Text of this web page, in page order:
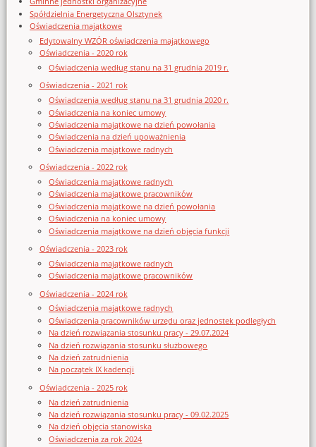
Spółdzielnia Energetyczna Olsztynek
Oświadczenia majątkowe
Edytowalny WZÓR oświadczenia majątkowego
Oświadczenia - 2020 rok
Oświadczenia według stanu na 31 grudnia 2019 r.
Oświadczenia - 2021 rok
Oświadczenia według stanu na 31 grudnia 2020 r.
Oświadczenia na koniec umowy
Oświadczenia majątkowe na dzień powołania
Oświadczenia na dzień upoważnienia
Oświadczenia majątkowe radnych
Oświadczenia - 2022 rok
Oświadczenia majątkowe radnych
Oświadczenia majątkowe pracowników
Oświadczenia majątkowe na dzień powołania
Oświadczenia na koniec umowy
Oświadczenia majątkowe na dzień objęcia funkcji
Oświadczenia - 2023 rok
Oświadczenia majątkowe radnych
Oświadczenia majątkowe pracowników
Oświadczenia - 2024 rok
Oświadczenia majątkowe radnych
Oświadczenia pracowników urzędu oraz jednostek podległych
Na dzień rozwiązania stosunku pracy - 29.07.2024
Na dzień rozwiązania stosunku służbowego
Na dzień zatrudnienia
Na początek IX kadencji
Oświadczenia - 2025 rok
Na dzień zatrudnienia
Na dzień rozwiązania stosunku pracy - 09.02.2025
Na dzień objęcia stanowiska
Oświadczenia za rok 2024